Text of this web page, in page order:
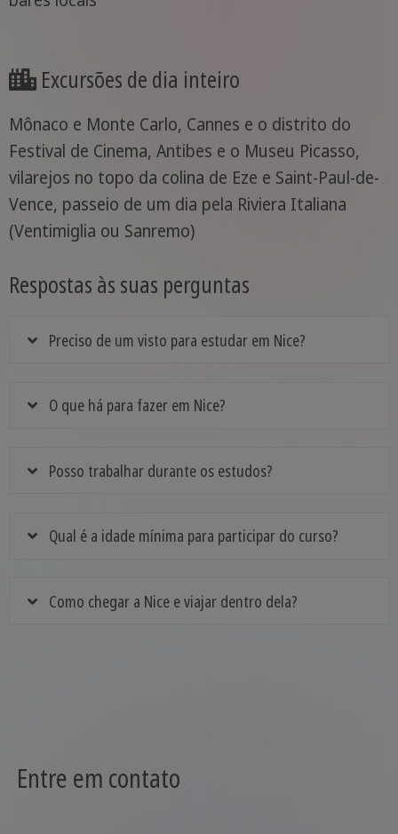
Excursões de dia inteiro
Mônaco e Monte Carlo, Cannes e o distrito do
Festival de Cinema, Antibes e o Museu Picasso,
vilarejos no topo da colina de Eze e Saint-Paul-de-
Vence, passeio de um dia pela Riviera Italiana
(Ventimiglia ou Sanremo)
Respostas às suas perguntas
Preciso de um visto para estudar em Nice?
O que há para fazer em Nice?
Posso trabalhar durante os estudos?
Qual é a idade mínima para participar do curso?
Como chegar a Nice e viajar dentro dela?
Entre em contato